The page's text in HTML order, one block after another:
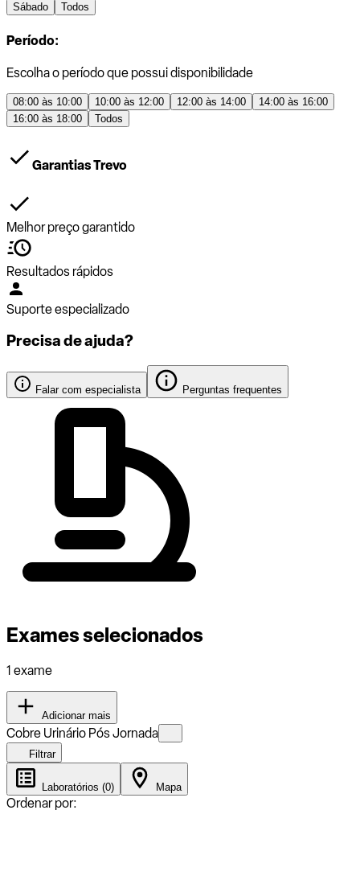
Sábado
Todos
Período:
Escolha o período que possui disponibilidade
08:00 às 10:00 10:00 às 12:00 12:00 às 14:00
14:00 às 16:00
16:00 às 18:00
Todos
Garantias Trevo
Melhor preço garantido
Resultados rápidos
Suporte especializado
Precisa de ajuda?
Falar com especialista Perguntas frequentes
Exames selecionados
1 exame
Adicionar mais
Cobre Urinário Pós Jornada
Filtrar
Laboratórios (0) Mapa
Ordenar por: